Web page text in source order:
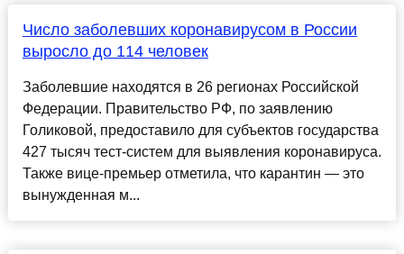
Число заболевших коронавирусом в России
выросло до 114 человек
Заболевшие находятся в 26 регионах Российской
Федерации. Правительство РФ, по заявлению
Голиковой, предоставило для субъектов государства
427 тысяч тест-систем для выявления коронавируса.
Также вице-премьер отметила, что карантин — это
вынужденная м...